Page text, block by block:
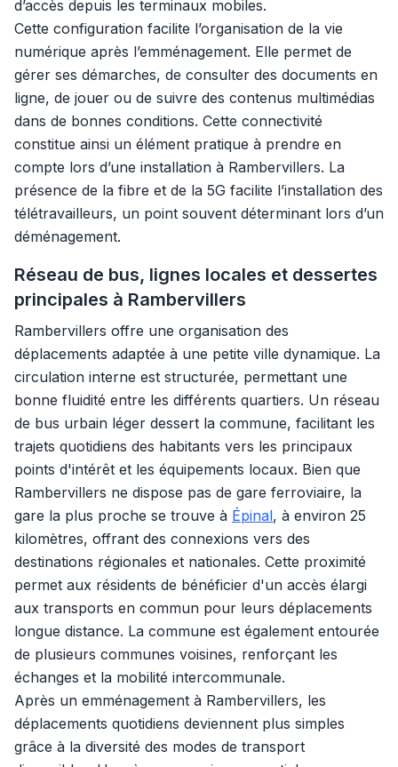
d’accès depuis les terminaux mobiles.
Cette configuration facilite l’organisation de la vie
numérique après l’emménagement. Elle permet de
gérer ses démarches, de consulter des documents en
ligne, de jouer ou de suivre des contenus multimédias
dans de bonnes conditions. Cette connectivité
constitue ainsi un élément pratique à prendre en
compte lors d’une installation à Rambervillers. La
présence de la fibre et de la 5G facilite l’installation des
télétravailleurs, un point souvent déterminant lors d’un
déménagement.
Réseau de bus, lignes locales et dessertes
principales à Rambervillers
Rambervillers offre une organisation des
déplacements adaptée à une petite ville dynamique. La
circulation interne est structurée, permettant une
bonne fluidité entre les différents quartiers. Un réseau
de bus urbain léger dessert la commune, facilitant les
trajets quotidiens des habitants vers les principaux
points d'intérêt et les équipements locaux. Bien que
Rambervillers ne dispose pas de gare ferroviaire, la
gare la plus proche se trouve à Épinal, à environ 25
kilomètres, offrant des connexions vers des
destinations régionales et nationales. Cette proximité
permet aux résidents de bénéficier d'un accès élargi
aux transports en commun pour leurs déplacements
longue distance. La commune est également entourée
de plusieurs communes voisines, renforçant les
échanges et la mobilité intercommunale.
Après un emménagement à Rambervillers, les
déplacements quotidiens deviennent plus simples
grâce à la diversité des modes de transport